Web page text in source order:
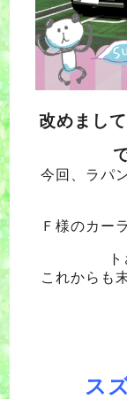
改めまし
今回、ラパ
Ｆ様のカー
これからも
ス